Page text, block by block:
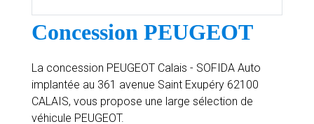
Concession PEUGEOT
La concession PEUGEOT Calais - SOFIDA Auto
implantée au 361 avenue Saint Exupéry 62100
CALAIS, vous propose une large sélection de
véhicule PEUGEOT.